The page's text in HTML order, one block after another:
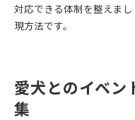
対応できる体制を整えま
現方法です。
愛犬とのイベン
集